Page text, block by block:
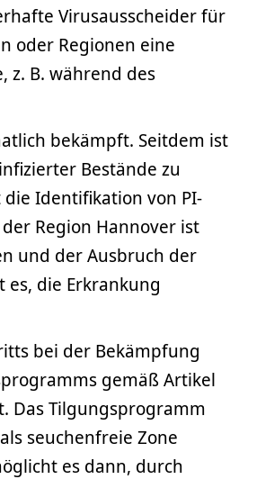
Virusausscheider für
oder Regionen eine
z. B. während des
bekämpft. Seitdem ist
Bestände zu
Identifikation von PI-
Region Hannover ist
und der Ausbruch der
die Erkrankung
bei der Bekämpfung
gemäß Artikel
Das Tilgungsprogramm
seuchenfreie Zone
es dann, durch